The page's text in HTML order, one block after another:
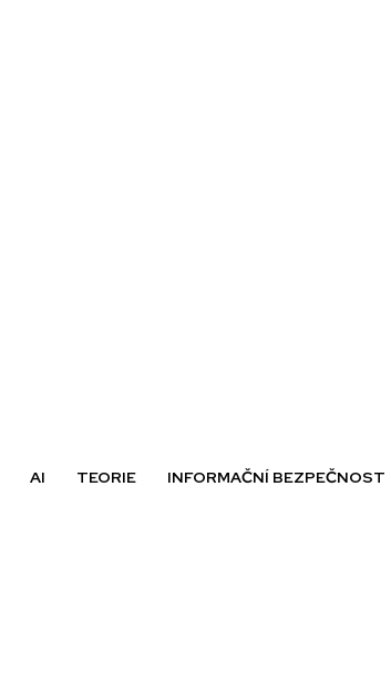
AI TEORIE INFORMAČNÍ BEZPEČNOST